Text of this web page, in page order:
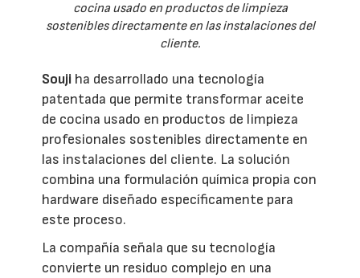
cocina usado en productos de limpieza
sostenibles directamente en las instalaciones del
cliente.
Souji ha desarrollado una tecnología
patentada que permite transformar aceite
de cocina usado en productos de limpieza
profesionales sostenibles directamente en
las instalaciones del cliente. La solución
combina una formulación química propia con
hardware diseñado específicamente para
este proceso.
La compañía señala que su tecnología
convierte un residuo complejo en una